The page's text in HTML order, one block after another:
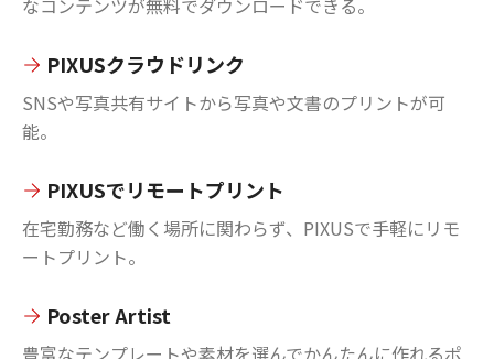
なコンテンツが無料でダウンロードできる。
PIXUSクラウドリンク
SNSや写真共有サイトから写真や文書のプリントが可
能。
PIXUSでリモートプリント
在宅勤務など働く場所に関わらず、PIXUSで手軽にリモ
ートプリント。
Poster Artist
豊富なテンプレートや素材を選んでかんたんに作れるポ